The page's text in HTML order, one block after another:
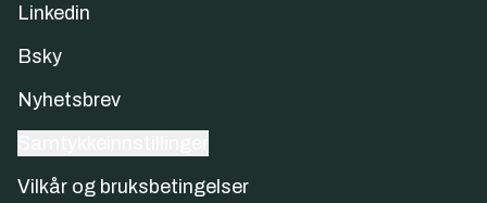
Linkedin
Bsky
Nyhetsbrev
Vilkår og bruksbetingelser